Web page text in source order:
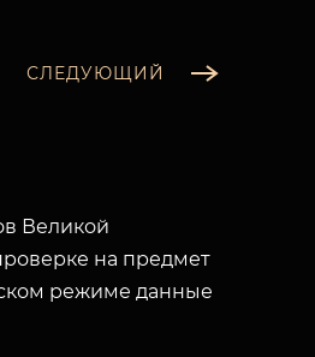
СЛЕДУЮЩИЙ
Великой
на предмет
режиме данные